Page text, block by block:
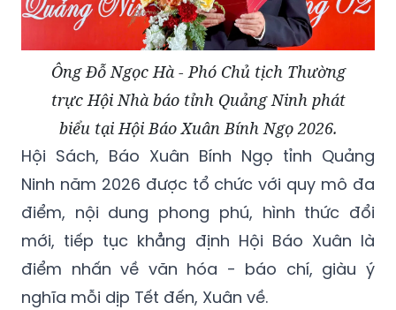
Ông Đỗ Ngọc Hà - Phó Chủ tịch Thường
trực Hội Nhà báo tỉnh Quảng Ninh phát
biểu tại Hội Báo Xuân Bính Ngọ 2026.
Hội Sách, Báo Xuân Bính Ngọ tỉnh Quảng
Ninh năm 2026 được tổ chức với quy mô đa
điểm, nội dung phong phú, hình thức đổi
mới, tiếp tục khẳng định Hội Báo Xuân là
điểm nhấn về văn hóa - báo chí, giàu ý
nghĩa mỗi dịp Tết đến, Xuân về.